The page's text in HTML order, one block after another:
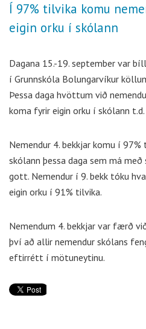
Í 97% tilvika komu
eigin orku í skólann
Dagana 15.-19. september var
í Grunnskóla Bolungarvíkur
Þessa daga hvöttum við
koma fyrir eigin orku í skólann
Nemendur 4. bekkjar komu í
skólann þessa daga sem má
gott. Nemendur í 9. bekk tóku
eigin orku í 91% tilvika.
Nemendum 4. bekkjar var færð
því að allir nemendur skólans
eftirrétt í mötuneytinu.